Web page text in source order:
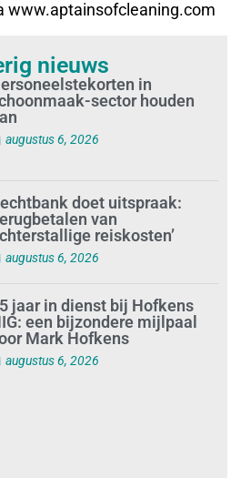
www.aptainsofcleaning.com
nieuws
in
sector houden
augustus 6, 2026
doet uitspraak:
van
reiskosten’
augustus 6, 2026
jaar in dienst bij Hofkens
een bijzondere mijlpaal
Mark Hofkens
augustus 6, 2026